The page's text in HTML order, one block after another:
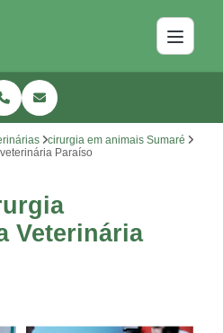
cirurgia em animais Sumaré
Paraíso
Veterinária